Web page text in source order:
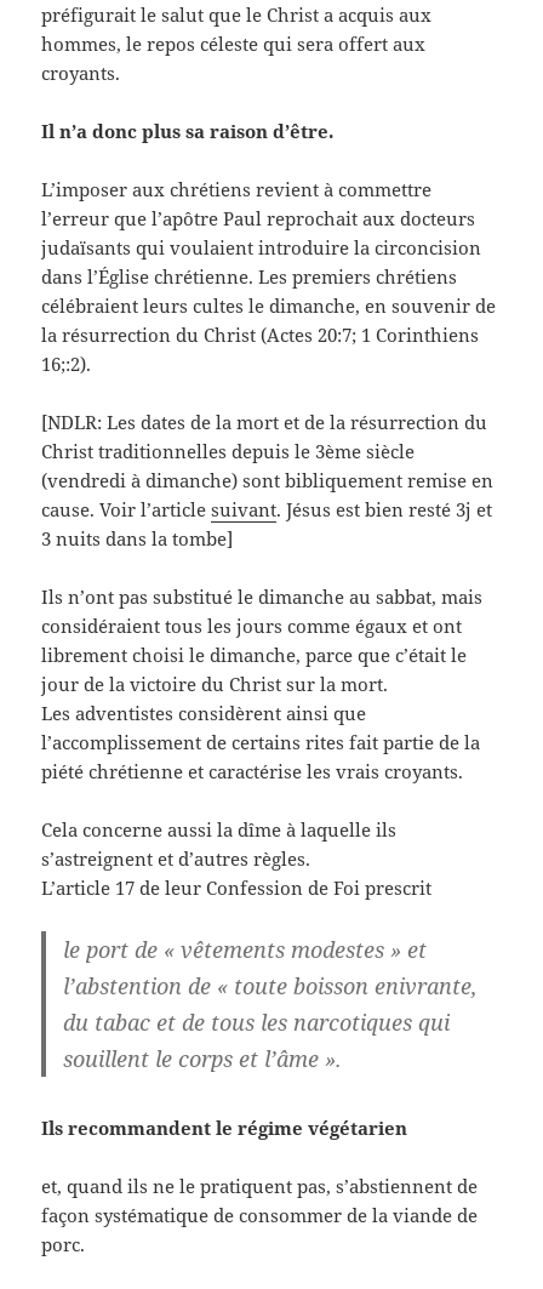
préfigurait le salut que le Christ a acquis aux
hommes, le repos céleste qui sera offert aux
croyants.
Il n’a donc plus sa raison d’être.
L’imposer aux chrétiens revient à commettre
l’erreur que l’apôtre Paul reprochait aux docteurs
judaïsants qui voulaient introduire la circoncision
dans l’Église chrétienne. Les premiers chrétiens
célébraient leurs cultes le dimanche, en souvenir de
la résurrection du Christ (Actes 20:7; 1 Corinthiens
16;:2).
[NDLR: Les dates de la mort et de la résurrection du
Christ traditionnelles depuis le 3ème siècle
(vendredi à dimanche) sont bibliquement remise en
cause. Voir l’articlesuivant. Jésus est bien resté 3j et
3 nuits dans la tombe]
Ils n’ont pas substitué le dimanche au sabbat, mais
considéraient tous les jours comme égaux et ont
librement choisi le dimanche, parce que c’était le
jour de la victoire du Christ sur la mort.
Les adventistes considèrent ainsi que
l’accomplissement de certains rites fait partie de la
piété chrétienne et caractérise les vrais croyants.
Cela concerne aussi la dîme à laquelle ils
s’astreignent et d’autres règles.
L’article 17 de leur Confession de Foi prescrit
le port de « vêtements modestes » et
l’abstention de « toute boisson enivrante,
du tabac et de tous les narcotiques qui
souillent le corps et l’âme ».
Ils recommandent le régime végétarien
et, quand ils ne le pratiquent pas, s’abstiennent de
façon systématique de consommer de la viande de
porc.